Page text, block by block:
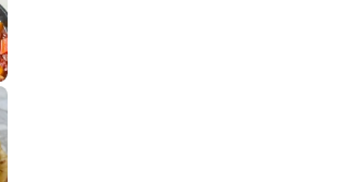
לחם מחבת שהוא שילוב של מופלטה וספינז׳, רעיון מעול
פסטל טוניסאי